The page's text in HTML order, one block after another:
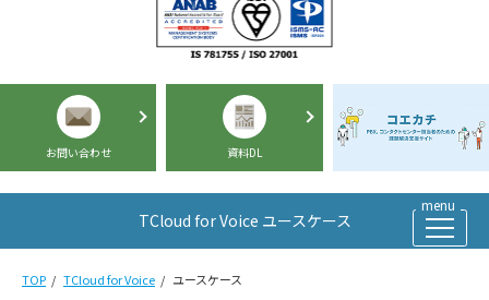
お問い合わせ 資料DL
TCloud for Voice ユースケース
TOP TCloud for Voice ユースケース